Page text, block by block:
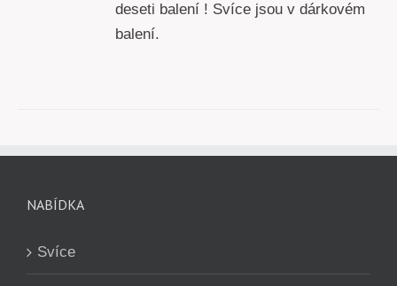
deseti balení ! Svíce jsou v dárkovém
balení.
NABÍDKA
Svíce